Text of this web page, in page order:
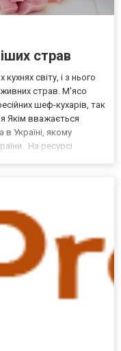
страв
світу, і з нього
страв. М'ясо
шеф-кухарів, так
Якім вважається
в Україні, якому
На ресурсі